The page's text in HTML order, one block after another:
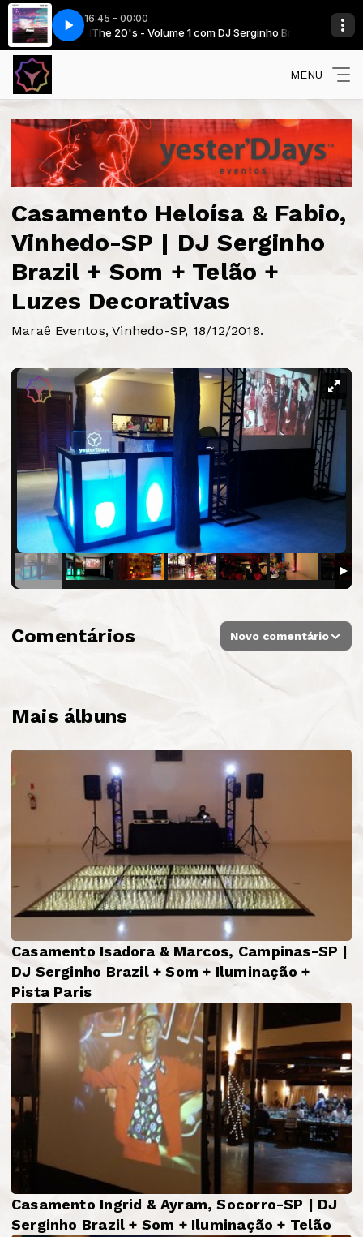
16:45 - 00:00
Brazil The 20's - Volume 1 com DJ Serginho Brazil
Remix) Nowakowski - Remedy (Deepsan Remix)
MENU
Casamento Heloísa & Fabio,
Vinhedo-SP | DJ Serginho
Brazil + Som + Telão +
Luzes Decorativas
Maraê Eventos, Vinhedo-SP, 18/12/2018.
Mais álbuns
Casamento Isadora & Marcos, Campinas-SP |
DJ Serginho Brazil + Som + Iluminação +
Pista Paris
Casamento Ingrid & Ayram, Socorro-SP | DJ
Serginho Brazil + Som + Iluminação + Telão
Comentários Novo comentário